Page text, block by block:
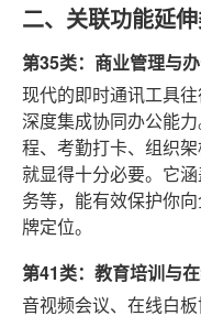
二、关联功能延
第35类：商业管理与办
现代的即时通讯工具
深度集成协同办公能
程、考勤打卡、组织
就显得十分必要。它
务等，能有效保护你
牌定位。
第41类：教育培训与
音视频会议、在线白